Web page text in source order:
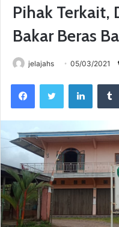
Pihak Terkait,
Bakar Beras
jelajahs 05/03/2021